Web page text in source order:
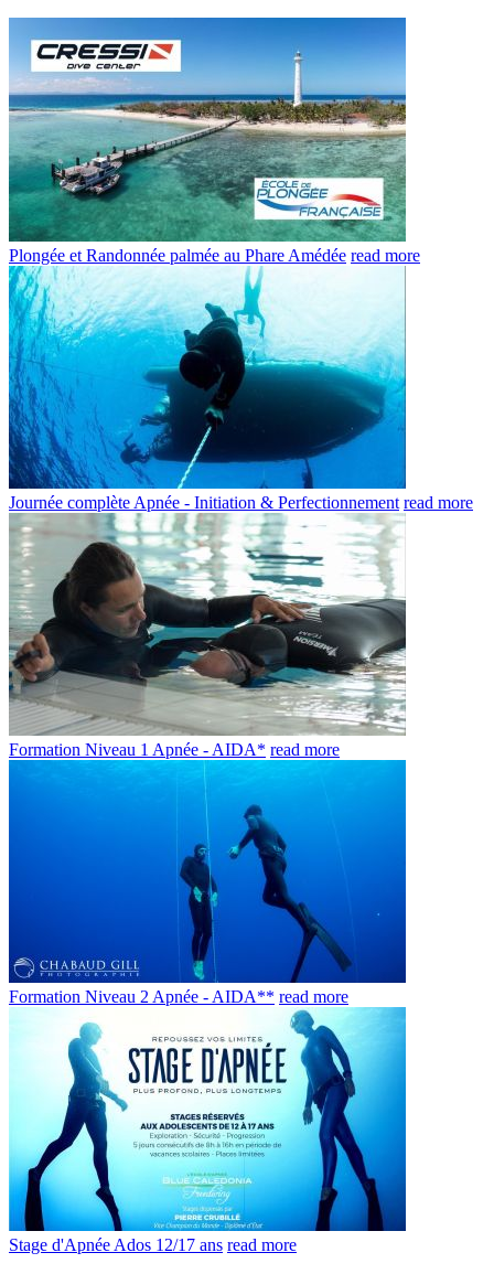
Plongée et Randonnée palmée au Phare Amédée read more
Journée complète Apnée - Initiation & Perfectionnement read more
Formation Niveau 1 Apnée - AIDA* read more
Formation Niveau 2 Apnée - AIDA** read more
Stage d'Apnée Ados 12/17 ans read more